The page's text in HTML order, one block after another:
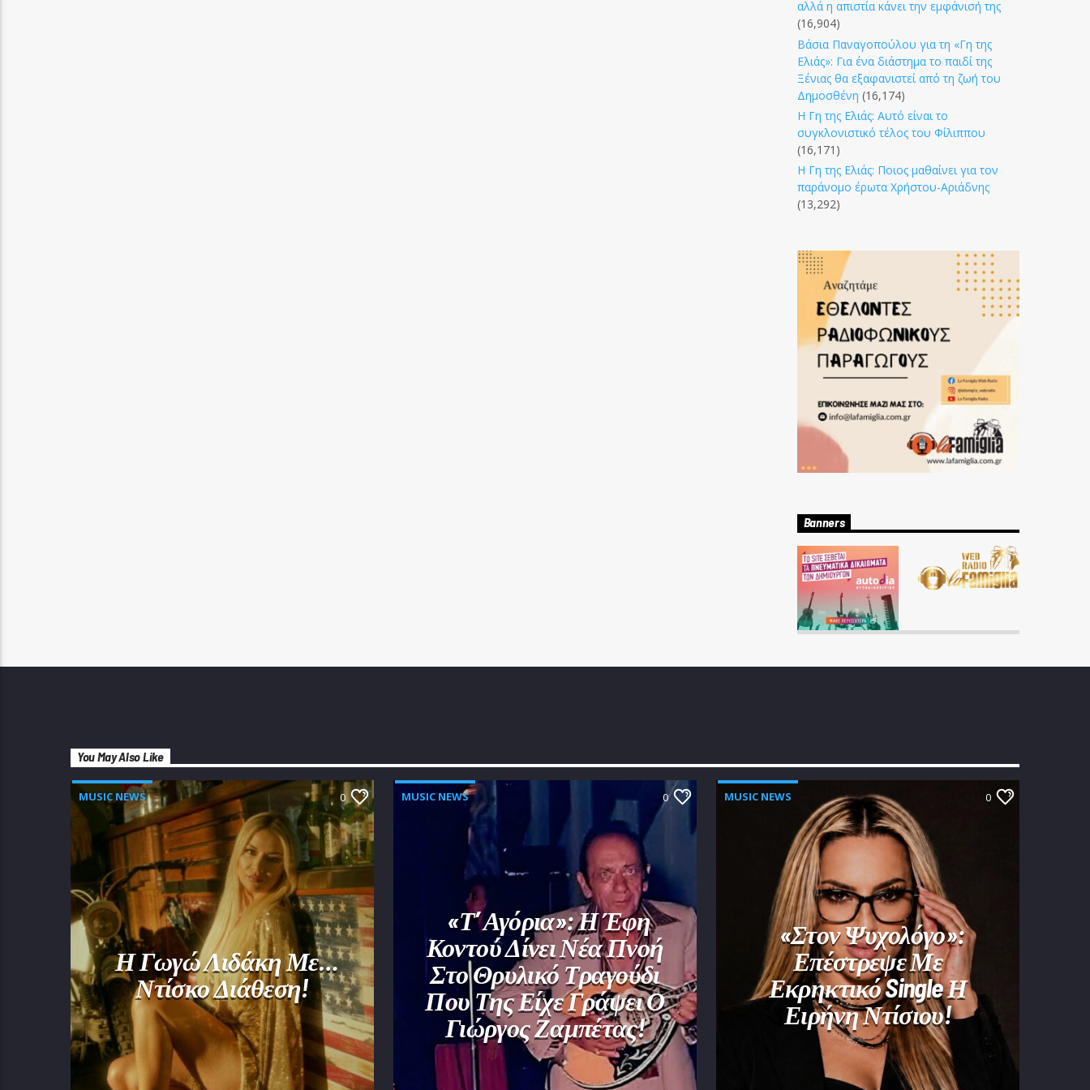
αλλά η απιστία κάνει την εμφάνισή της
(16,904)
Βάσια Παναγοπούλου για τη «Γη της
Ελιάς»: Για ένα διάστημα το παιδί της
Ξένιας θα εξαφανιστεί από τη ζωή του
Δημοσθένη (16,174)
Η Γη της Ελιάς: Αυτό είναι το
συγκλονιστικό τέλος του Φίλιππου
(16,171)
Η Γη της Ελιάς: Ποιος μαθαίνει για τον
παράνομο έρωτα Χρήστου-Αριάδνης
(13,292)
Banners
You May Also Like
MUSIC NEWS 0
Η Γωγώ Λιδάκη Με…
Ντίσκο Διάθεση!
MUSIC NEWS 0
«Τ’ Αγόρια»: Η Έφη
Κοντού Δίνει Νέα Πνοή
Στο Θρυλικό Τραγούδι
Που Της Είχε Γράψει Ο
Γιώργος Ζαμπέτας!
MUSIC NEWS 0
«Στον Ψυχολόγο»:
Επέστρεψε Με
Εκρηκτικό Single Η
Ειρήνη Ντίσιου!